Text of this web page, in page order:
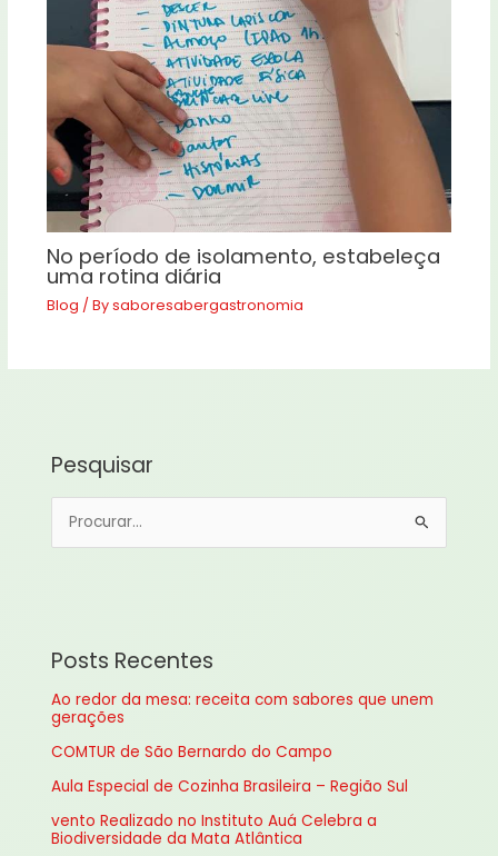
No período de isolamento, estabeleça
uma rotina diária
Blog / Bysaboresabergastronomia
Pesquisar
i
s
p
o
Posts Recentes
Ao redor da mesa: receita com sabores que unem
gerações
COMTUR de São Bernardo do Campo
Aula Especial de Cozinha Brasileira – Região Sul
vento Realizado no Instituto Auá Celebra a
Biodiversidade da Mata Atlântica